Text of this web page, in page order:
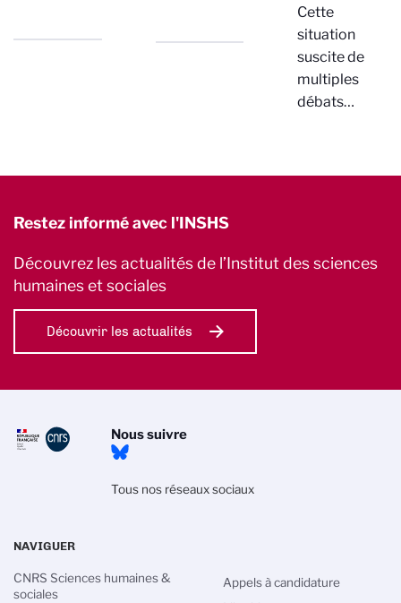
Cette
situation
suscite de
multiples
débats…
Restez informé avec l'INSHS
Découvrez les actualités de l’Institut des sciences
humaines et sociales
Découvrir les actualités
Nous suivre
Tous nos réseaux sociaux
NAVIGUER
CNRS Sciences humaines &
sociales
Appels à candidature